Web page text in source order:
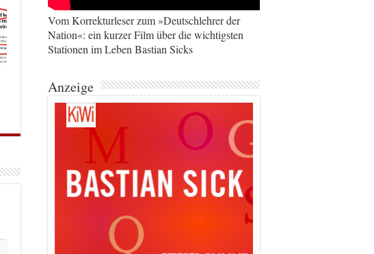
Vom Korrekturleser zum »Deutschlehrer der
Nation«: ein kurzer Film über die wichtigsten
Stationen im Leben Bastian Sicks
Anzeige